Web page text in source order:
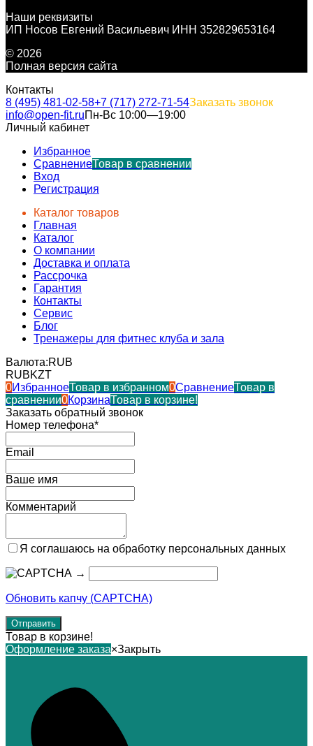
Наши реквизиты
ИП Носов Евгений Васильевич ИНН 352829653164
© 2026
Полная версия сайта
Контакты
8 (495) 481-02-58+7 (717) 272-71-54Заказать звонок
info@open-fit.ruПн-Вс 10:00—19:00
Личный кабинет
Избранное
СравнениеТовар в сравнении
Вход
Регистрация
Каталог товаров
Главная
Каталог
О компании
Доставка и оплата
Рассрочка
Гарантия
Контакты
Сервис
Блог
Тренажеры для фитнес клуба и зала
Валюта:RUB
RUBKZT
0ИзбранноеТовар в избранном0СравнениеТовар в
сравнении0КорзинаТовар в корзине!
Заказать обратный звонок
Номер телефона*
Email
Ваше имя
Комментарий
Я соглашаюсь на обработку персональных данных
→
Обновить капчу (CAPTCHA)
Товар в корзине!
Оформление заказа×Закрыть